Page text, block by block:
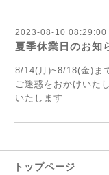
2023-08-10 08:29:00
夏季休業日のお知
8/14(月)~8/18(金)ま
ご迷惑をおかけいた
いたします
トップページ